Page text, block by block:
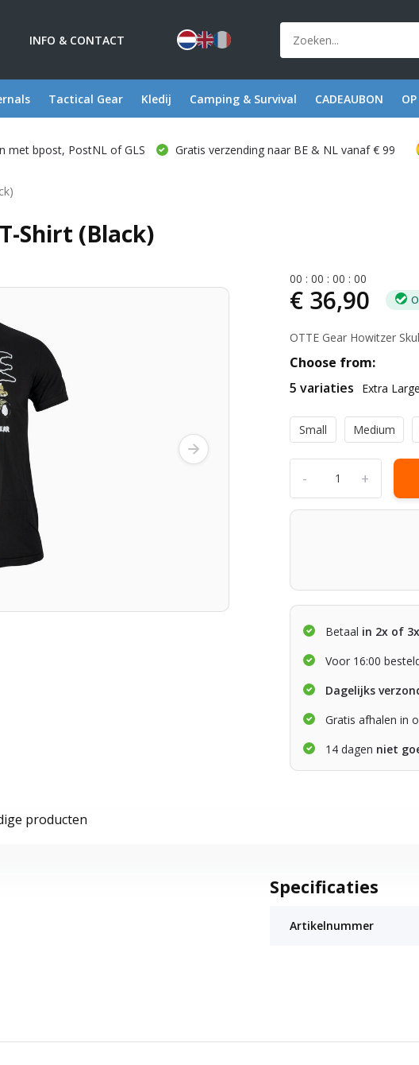
INFO & CONTACT
Tactical Gear Kledij Camping & Survival CADEAUBON
met bpost, PostNL of GLS Gratis verzending naar BE & NL vanaf € 99
Shirt (Black)
00 :00 :00 :00
€ 36,90
OTTE Gear Howitzer
Choose from:
5 variaties
Extra Large
Small Medium
+
-
Betaal in 2x of 3x
Voor 16:00
Dagelijks
Gratis afhalen in
14 dagen niet
producten
Specificaties
Artikelnummer